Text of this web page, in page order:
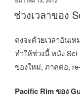
e-
Book
ที่
ช่วงเวลาของ
คงจะด้วยเวลาอันเ
ทำให้ช่วงนี้ หนัง
ของใหม่, ภาคต่อ,
Pacific Rim ของ